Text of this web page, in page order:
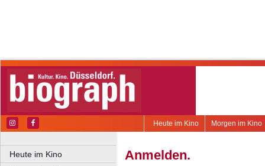
Morgen im Kino
Heute im Kino
Heute im Kino
Anmelden.